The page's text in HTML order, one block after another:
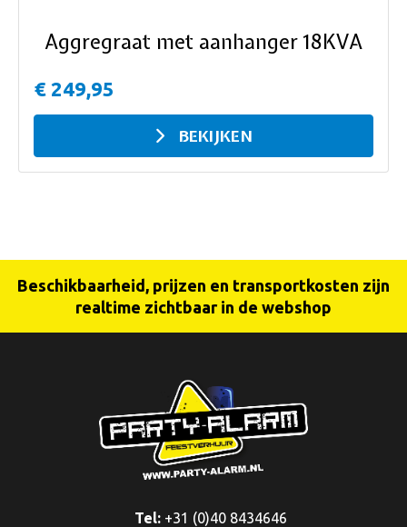
Aggregraat met aanhanger 18KVA
€ 249,95
BEKIJKEN
Beschikbaarheid, prijzen en transportkosten zijn
realtime zichtbaar in de webshop
Tel:+31 (0)40 8434646